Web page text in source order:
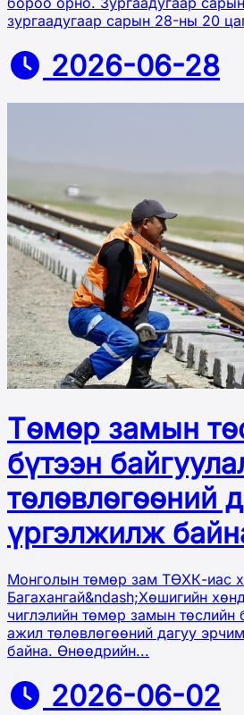
зургаадугаар сарын 28-ны 20
2026-06-28
Төмөр замын
бүтээн
төлөвлөгөөний
үргэлжилж
Монголын төмөр зам ТӨХК-иас
Багахангай&ndash;Хөшигийн
чиглэлийн төмөр замын төслийн
ажил төлөвлөгөөний дагуу
байна. Өнөөдрийн...
2026-06-02